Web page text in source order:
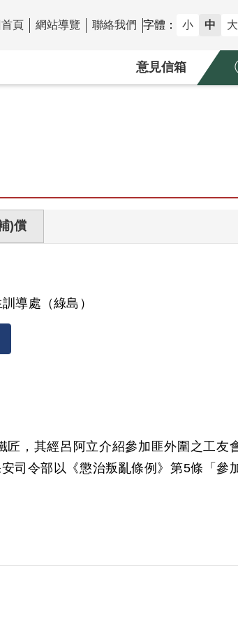
首頁 網站導覽 聯絡我們 字體： 小 中 大
意見信箱
)償
導處（綠島）
，其經呂阿立介紹參加匪外圍之工友
司令部以《懲治叛亂條例》第5條「參
第6次臨時董事會審核通過予以補償。